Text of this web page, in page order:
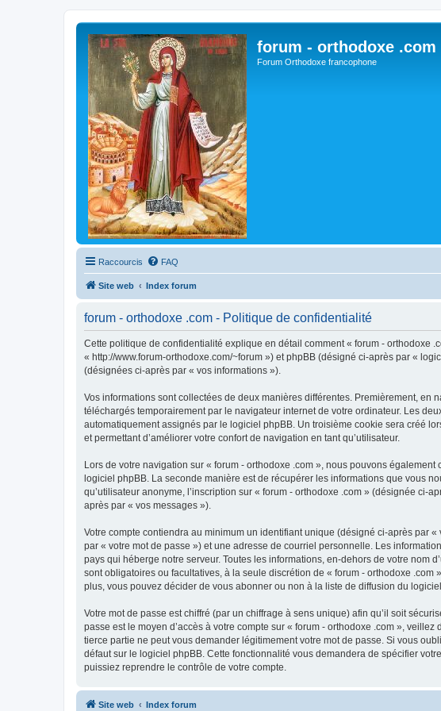
forum - orthodoxe .com
Forum Orthodoxe francophone
Raccourcis FAQ
Site web Index forum
forum - orthodoxe .com - Politique de confidentialité
Cette politique de confidentialité explique en détail comment « forum - orthodoxe
« http://www.forum-orthodoxe.com/~forum ») et phpBB (désigné ci-après par «
(désignées ci-après par « vos informations »).
Vos informations sont collectées de deux manières différentes. Premièrement,
téléchargés temporairement par le navigateur internet de votre ordinateur. Les
automatiquement assignés par le logiciel phpBB. Un troisième cookie sera créé
et permettant d’améliorer votre confort de navigation en tant qu’utilisateur.
Lors de votre navigation sur « forum - orthodoxe .com », nous pouvons
logiciel phpBB. La seconde manière est de récupérer les informations que vous
qu’utilisateur anonyme, l’inscription sur « forum - orthodoxe .com » (désignée
après par « vos messages »).
Votre compte contiendra au minimum un identifiant unique (désigné ci-après par
par « votre mot de passe ») et une adresse de courriel personnelle. Les
pays qui héberge notre serveur. Toutes les informations, en-dehors de votre nom
sont obligatoires ou facultatives, à la seule discrétion de « forum - orthodoxe
plus, vous pouvez décider de vous abonner ou non à la liste de diffusion du
Votre mot de passe est chiffré (par un chiffrage à sens unique) afin qu’il soit
passe est le moyen d’accès à votre compte sur « forum - orthodoxe .com »,
tierce partie ne peut vous demander légitimement votre mot de passe. Si vous
défaut sur le logiciel phpBB. Cette fonctionnalité vous demandera de spécifier
puissiez reprendre le contrôle de votre compte.
Site web Index forum